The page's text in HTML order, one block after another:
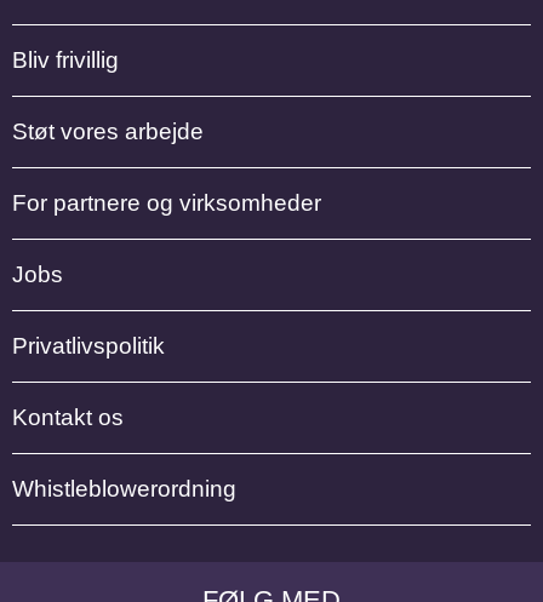
Bliv frivillig
Støt vores arbejde
For partnere og virksomheder
Jobs
Privatlivspolitik
Kontakt os
Whistleblowerordning